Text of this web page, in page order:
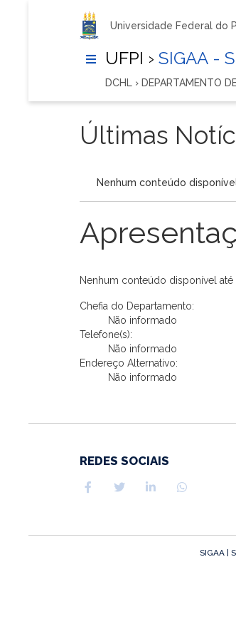
Universidade Federal do
UFPI › SIGAA -
DCHL › DEPARTAMENTO
Últimas
Nenhum conteúdo
Nenhum conteúdo disponível
Chefia do Departamento:
Não informado
Telefone(s):
Não informado
Endereço Alternativo:
Não informado
REDES SOCIAIS
SIGAA |